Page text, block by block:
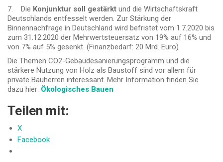
7. Die Konjunktur soll gestärkt und die Wirtschaftskraft
Deutschlands entfesselt werden. Zur Stärkung der
Binnennachfrage in Deutschland wird befristet vom 1.7.2020 bis
zum 31.12.2020 der Mehrwertsteuersatz von 19% auf 16% und
von 7% auf 5% gesenkt. (Finanzbedarf: 20 Mrd. Euro)
Die Themen CO2-Gebäudesanierungsprogramm und die
stärkere Nutzung von Holz als Baustoff sind vor allem für
private Bauherren interessant. Mehr Information finden Sie
dazu hier: Ökologisches Bauen
Teilen mit:
X
Facebook